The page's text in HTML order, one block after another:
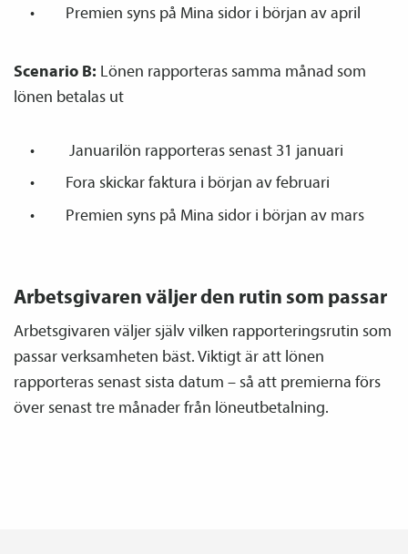
Premien syns på Mina sidor i början av april
Scenario B: Lönen rapporteras samma månad som
lönen betalas ut
Januarilön rapporteras senast 31 januari
Fora skickar faktura i början av februari
Premien syns på Mina sidor i början av mars
Arbetsgivaren väljer den rutin som passar
Arbetsgivaren väljer själv vilken rapporteringsrutin som
passar verksamheten bäst. Viktigt är att lönen
rapporteras senast sista datum – så att premierna förs
över senast tre månader från löneutbetalning.